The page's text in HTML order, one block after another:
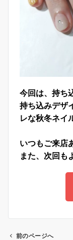
今回は、持
持ち込みデザ
レな秋冬ネ
いつもご来店
また、次回も
前のページへ